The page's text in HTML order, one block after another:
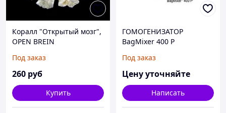
Коралл "Открытый мозг",
OPEN BREIN
Под заказ
260 руб
Купить
ГОМОГЕНИЗАТОР
BagMixer 400 P
Под заказ
Цену уточняйте
Написать